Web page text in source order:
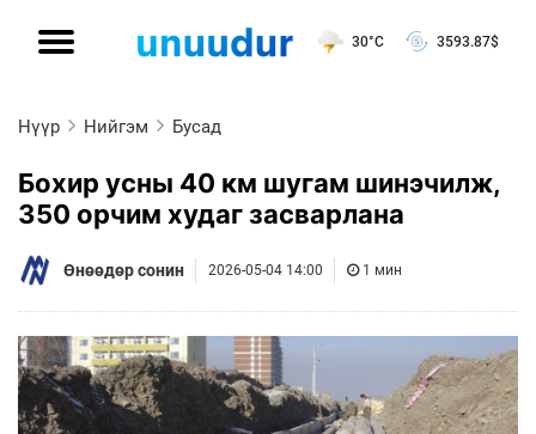
30°C 3593.87$
Нүүр Нийгэм Бусад
Бохир усны 40 км шугам шинэчилж,
350 орчим худаг засварлана
Өнөөдөр сонин 2026-05-04 14:00 1 мин